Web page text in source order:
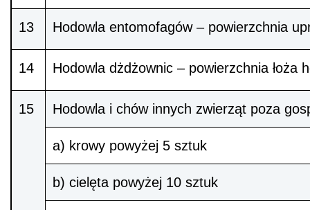
13 Hodowla entomofagów – powierzchnia
14 Hodowla dżdżownic – powierzchnia łoża
15 Hodowla i chów innych zwierząt poza
a) krowy powyżej 5 sztuk
b) cielęta powyżej 10 sztuk